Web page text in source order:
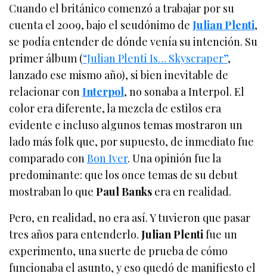
Cuando el británico comenzó a trabajar por su
cuenta el 2009, bajo el seudónimo deJulian Plenti,
se podía entender de dónde venía su intención. Su
primer álbum (“Julian Plenti Is… Skyscraper”,
lanzado ese mismo año), si bien inevitable de
relacionar conInterpol, no sonaba a Interpol. El
color era diferente, la mezcla de estilos era
evidente e incluso algunos temas mostraron un
lado más folk que, por supuesto, de inmediato fue
comparado conBon Iver. Una opinión fue la
predominante: que los once temas de su debut
mostraban lo quePaul Banks era en realidad.
Pero, en realidad, no era así. Y tuvieron que pasar
tres años para entenderlo.Julian Plentifue un
experimento, una suerte de prueba de cómo
funcionaba el asunto, y eso quedó de manifiesto el